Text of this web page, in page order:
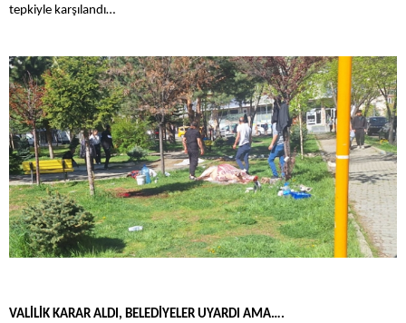
tepkiyle karşılandı…
VALİLİK KARAR ALDI, BELEDİYELER UYARDI AMA….